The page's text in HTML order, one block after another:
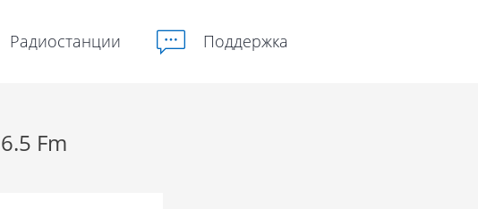
Радиостанции Поддержка
Fm